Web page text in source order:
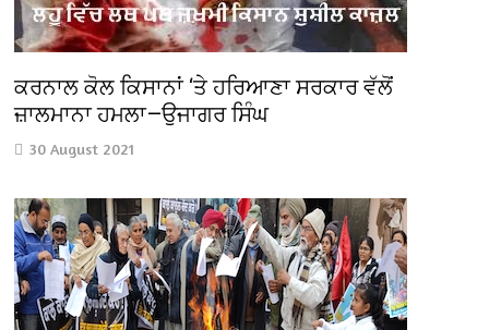
ਕਰਨਾਲ ਕੋਲ ਕਿਸਾਨਾਂ ‘ਤੇ ਹਰਿਆਣਾ ਸਰਕਾਰ ਵੱਲੋਂ
ਜ਼ਾਲਮਾਨਾ ਹਮਲਾ—ਉਜਾਗਰ ਸਿੰਘ
30 August 2021